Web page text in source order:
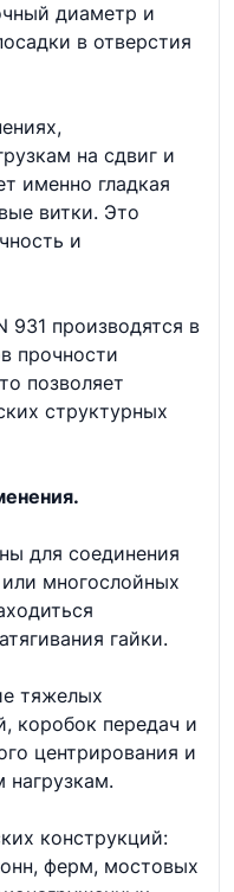
диаметр и
в отверстия
на сдвиг и
именно гладкая
витки. Это
и
931 производятся в
прочности
позволяет
структурных
для соединения
многослойных
гайки.
тяжелых
коробок передач и
центрирования и
конструкций:
ферм, мостовых